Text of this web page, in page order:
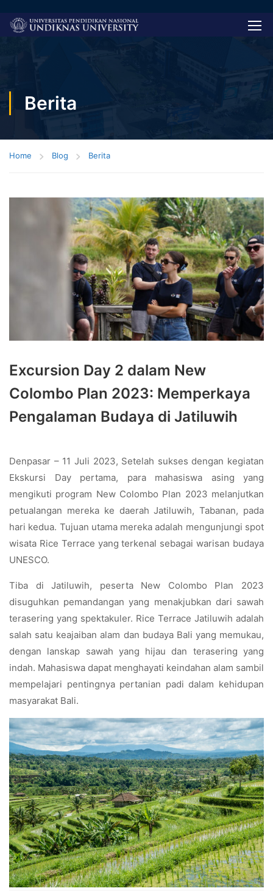
Berita
Home Blog Berita
Excursion Day 2 dalam New
Colombo Plan 2023: Memperkaya
Pengalaman Budaya di Jatiluwih
Denpasar – 11 Juli 2023, Setelah sukses dengan kegiatan
Ekskursi Day pertama, para mahasiswa asing yang
mengikuti program New Colombo Plan 2023 melanjutkan
petualangan mereka ke daerah Jatiluwih, Tabanan, pada
hari kedua. Tujuan utama mereka adalah mengunjungi spot
wisata Rice Terrace yang terkenal sebagai warisan budaya
UNESCO.
Tiba di Jatiluwih, peserta New Colombo Plan 2023
disuguhkan pemandangan yang menakjubkan dari sawah
terasering yang spektakuler. Rice Terrace Jatiluwih adalah
salah satu keajaiban alam dan budaya Bali yang memukau,
dengan lanskap sawah yang hijau dan terasering yang
indah. Mahasiswa dapat menghayati keindahan alam sambil
mempelajari pentingnya pertanian padi dalam kehidupan
masyarakat Bali.